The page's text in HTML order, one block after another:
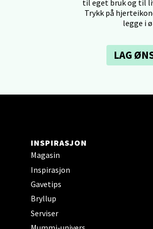
til eget bruk og til
Trykk på
legge i
LAG
INSPIRASJON
Magasin
Inspirasjon
Gavetips
Bryllup
Serviser